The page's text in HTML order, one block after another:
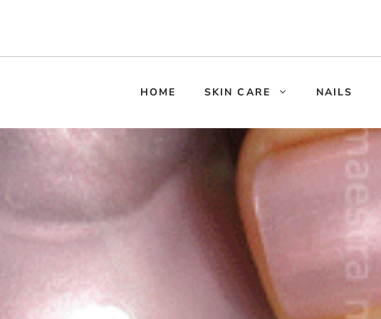
HOME SKIN CARE NAILS